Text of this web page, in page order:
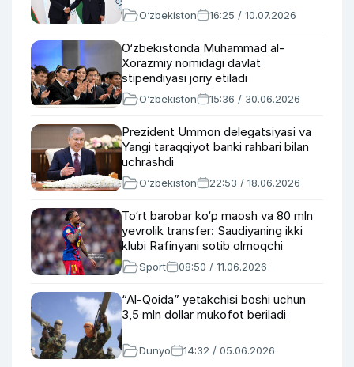
O‘zbekiston 16:25 / 10.07.2026
O‘zbekistonda Muhammad al-
Xorazmiy nomidagi davlat
stipendiyasi joriy etiladi
O‘zbekiston 15:36 / 30.06.2026
Prezident Ummon delegatsiyasi va
Yangi taraqqiyot banki rahbari bilan
uchrashdi
O‘zbekiston 22:53 / 18.06.2026
To‘rt barobar ko‘p maosh va 80 mln
yevrolik transfer: Saudiyaning ikki
klubi Rafinyani sotib olmoqchi
Sport 08:50 / 11.06.2026
“Al-Qoida” yetakchisi boshi uchun
3,5 mln dollar mukofot beriladi
Dunyo 14:32 / 05.06.2026